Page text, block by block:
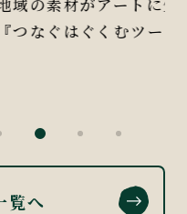
れ変わる！
ム 2025』アート展
覧へ